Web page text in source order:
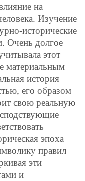
на
Изучение
исторические
Очень долгое
этот
материальным
история
его образом
свою реальную
эпоха
правил
эти
и